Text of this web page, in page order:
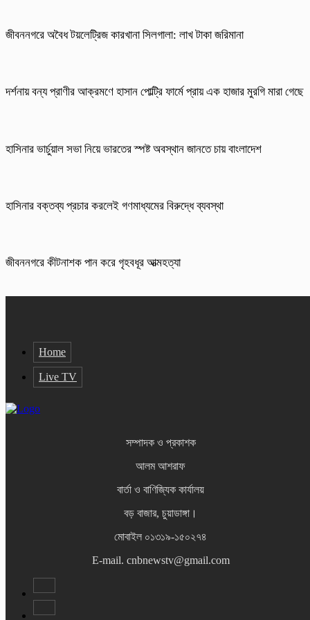
জীবননগরে অবৈধ টয়লেট্রিজ কারখানা সিলগালা: লাখ টাকা জরিমানা
দর্শনায় বন্য প্রাণীর আক্রমণে হাসান পোল্ট্রি ফার্মে প্রায় এক হাজার মুরগি মারা গেছে
হাসিনার ভার্চুয়াল সভা নিয়ে ভারতের স্পষ্ট অবস্থান জানতে চায় বাংলাদেশ
হাসিনার বক্তব্য প্রচার করলেই গণমাধ্যমের বিরুদ্ধে ব্যবস্থা
জীবননগরে কীটনাশক পান করে গৃহবধূর আত্মহত্যা
Home
Live TV
সম্পাদক ও প্রকাশক
আলম আশরাফ
বার্তা ও বাণিজ্যিক কার্যালয়
বড় বাজার, চুয়াডাঙ্গা।
মোবাইল ০১৩১৯-১৫০২৭৪
E-mail. cnbnewstv@gmail.com